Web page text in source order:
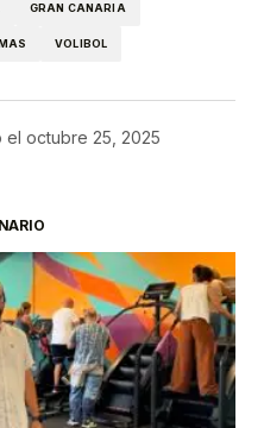
GRAN CANARIA
VOLIBOL
el octubre 25, 2025